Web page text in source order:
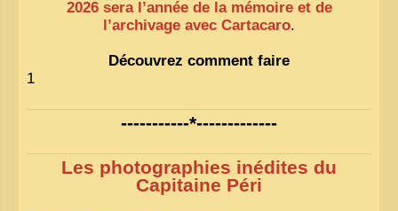
2026 sera l’année de la mémoire et de
l’archivage avec Cartacaro.
Découvrez comment faire
1
-----------*-------------
Les photographies inédites du
Capitaine Péri